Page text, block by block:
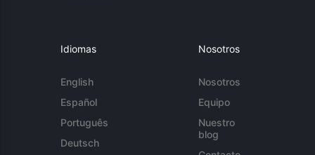
Idiomas
English
Español
Português
Deutsch
Nosotros
Nosotros
Equipo
Nuestro
blog